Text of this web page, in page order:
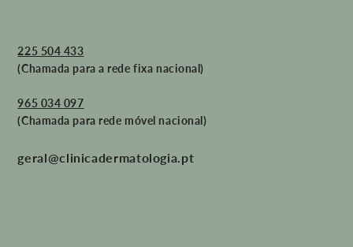
225 504 433
(Chamada para a rede fixa nacional)
965 034 097
(Chamada para rede móvel nacional)
geral@clinicadermatologia.pt